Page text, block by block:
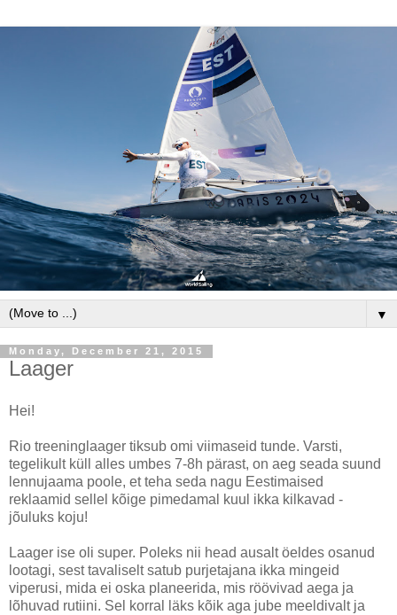
▼
Monday, December 21, 2015
Laager
Hei!
Rio treeninglaager tiksub omi viimaseid tunde. Varsti,
tegelikult küll alles umbes 7-8h pärast, on aeg seada suund
lennujaama poole, et teha seda nagu Eestimaised
reklaamid sellel kõige pimedamal kuul ikka kilkavad -
jõuluks koju!
Laager ise oli super. Poleks nii head ausalt öeldes osanud
lootagi, sest tavaliselt satub purjetajana ikka mingeid
viperusi, mida ei oska planeerida, mis röövivad aega ja
lõhuvad rutiini. Sel korral läks kõik aga jube meeldivalt ja